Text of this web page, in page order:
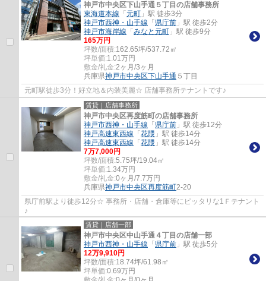
神戸市中央区下山手通５丁目の店舗事務所
東海道本線 「 元町 」駅 徒歩3分
神戸市西神・山手線 「 県庁前 」駅 徒歩2分
神戸市海岸線 「 みなと元町 」駅 徒歩9分
165万円
坪数/面積:162.65坪/537.72㎡
坪単価:1.01万円
敷金/礼金:2ヶ月/3ヶ月
兵庫県神戸市中央区下山手通 ５丁目
元町駅徒歩3分！好立地＆内装美麗☆ 店舗事務所テナントです♪
賃貸｜店舗事務所
神戸市中央区再度筋町の店舗事務所
神戸市西神・山手線 「 県庁前 」駅 徒歩12分
神戸高速東西線 「 花隈 」駅 徒歩14分
神戸高速東西線 「 花隈 」駅 徒歩14分
7万7,000円
坪数/面積:5.75坪/19.04㎡
坪単価:1.34万円
敷金/礼金:0ヶ月/7.7万円
兵庫県神戸市中央区再度筋町2-20
県庁前駅より徒歩12分☆ 事務所・店舗・倉庫等にピッタリな1Ｆテナント
♪
賃貸｜店舗一部
神戸市中央区中山手通４丁目の店舗一部
神戸市西神・山手線 「 県庁前 」駅 徒歩5分
12万9,910円
坪数/面積:18.74坪/61.98㎡
坪単価:0.69万円